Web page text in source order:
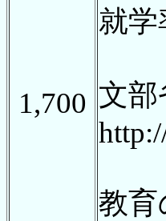
1,700
就
文
教育